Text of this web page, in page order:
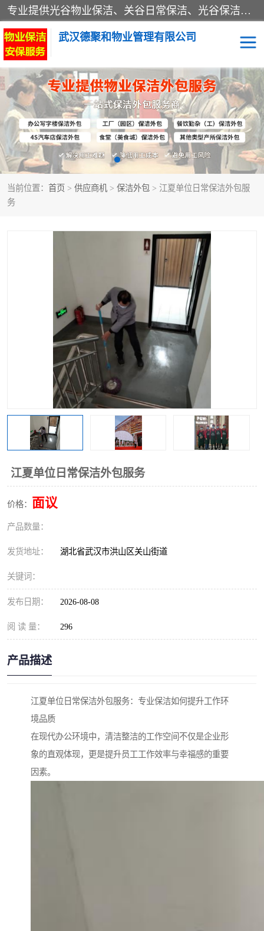
专业提供光谷物业保洁、关谷日常保洁、光谷保洁外包及武汉其他城区的单位日常保洁 武汉德聚和物业管理有限公司致力于打造中国专业物业保洁服务、日常保洁及其他保洁清洗外包服务。自公司成立以来提倡以先进的物业管理理念和模式经营，谋篇布局，以“至诚服务、精益求精、规范管理、锐意拓新”为质量方针，强化内部管理，为业主提供专业化、标准化和精细化的全方位物业服务，管理服务水平得到了广大业主和业内人士的一致好评。
武汉德聚和物业管理有限公司
当前位置： 首页 > 供应商机 > 保洁外包 > 江夏单位日常保洁外包服
务
江夏单位日常保洁外包服务
价格： 面议
产品数量：
发货地址： 湖北省武汉市洪山区关山街道
关键词：
发布日期： 2026-08-08
阅 读 量： 296
产品描述
江夏单位日常保洁外包服务：专业保洁如何提升工作环
境品质
在现代办公环境中，清洁整洁的工作空间不仅是企业形
象的直观体现，更是提升员工工作效率与幸福感的重要
因素。
保洁外包